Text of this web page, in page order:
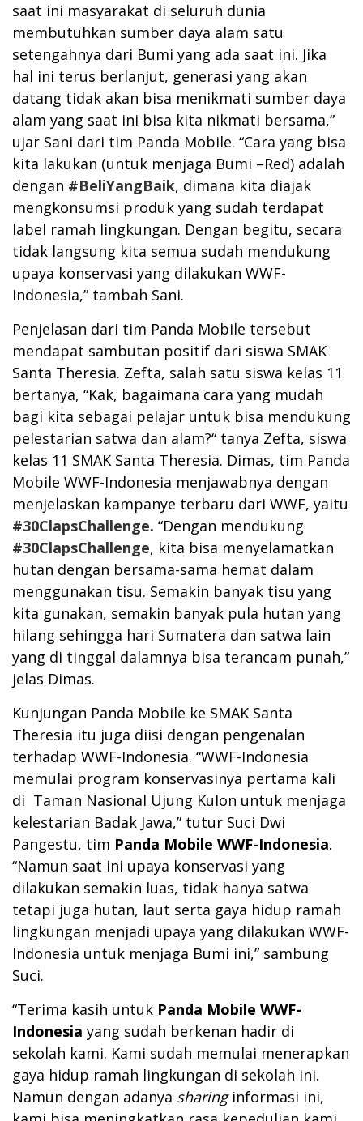
saat ini masyarakat di seluruh dunia
membutuhkan sumber daya alam satu
setengahnya dari Bumi yang ada saat ini. Jika
hal ini terus berlanjut, generasi yang akan
datang tidak akan bisa menikmati sumber daya
alam yang saat ini bisa kita nikmati bersama,”
ujar Sani dari tim Panda Mobile. “Cara yang bisa
kita lakukan (untuk menjaga Bumi –Red) adalah
dengan #BeliYangBaik, dimana kita diajak
mengkonsumsi produk yang sudah terdapat
label ramah lingkungan. Dengan begitu, secara
tidak langsung kita semua sudah mendukung
upaya konservasi yang dilakukan WWF-
Indonesia,” tambah Sani.
Penjelasan dari tim Panda Mobile tersebut
mendapat sambutan positif dari siswa SMAK
Santa Theresia. Zefta, salah satu siswa kelas 11
bertanya, “Kak, bagaimana cara yang mudah
bagi kita sebagai pelajar untuk bisa mendukung
pelestarian satwa dan alam?“ tanya Zefta, siswa
kelas 11 SMAK Santa Theresia. Dimas, tim Panda
Mobile WWF-Indonesia menjawabnya dengan
menjelaskan kampanye terbaru dari WWF, yaitu
#30ClapsChallenge. “Dengan mendukung
#30ClapsChallenge, kita bisa menyelamatkan
hutan dengan bersama-sama hemat dalam
menggunakan tisu. Semakin banyak tisu yang
kita gunakan, semakin banyak pula hutan yang
hilang sehingga hari Sumatera dan satwa lain
yang di tinggal dalamnya bisa terancam punah,”
jelas Dimas.
Kunjungan Panda Mobile ke SMAK Santa
Theresia itu juga diisi dengan pengenalan
terhadap WWF-Indonesia. “WWF-Indonesia
memulai program konservasinya pertama kali
di Taman Nasional Ujung Kulon untuk menjaga
kelestarian Badak Jawa,” tutur Suci Dwi
Pangestu, tim Panda Mobile WWF-Indonesia.
“Namun saat ini upaya konservasi yang
dilakukan semakin luas, tidak hanya satwa
tetapi juga hutan, laut serta gaya hidup ramah
lingkungan menjadi upaya yang dilakukan WWF-
Indonesia untuk menjaga Bumi ini,” sambung
Suci.
“Terima kasih untuk Panda Mobile WWF-
Indonesia yang sudah berkenan hadir di
sekolah kami. Kami sudah memulai menerapkan
gaya hidup ramah lingkungan di sekolah ini.
Namun dengan adanya sharinginformasi ini,